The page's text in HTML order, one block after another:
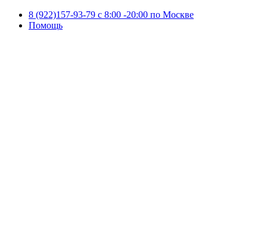
8 (922)157-93-79 c 8:00 -20:00 по Москве
Помощь